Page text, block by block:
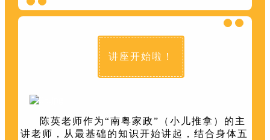
讲座开始啦！
陈英老师作为“南粤家政”（小儿推拿）的主
讲老师 ，从最基础的知识开始讲起，结合身体五